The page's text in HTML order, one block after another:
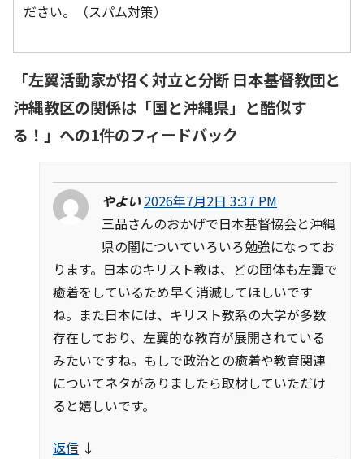
ださい。（スパム対策）
「左翼活動家が招く対立と分断 日本基督教団と
沖縄教区の関係は「国と沖縄県」と酷似す
る！ 」への1件のフィードバック
やよい 2026年7月2日 3:37 PM
三品さんのおかげで日本基督協会と沖縄
県の闇についていろいろ勉強になってお
ります。日本のキリスト教は、どの団体も左翼で
癒着をしているため早く消滅してほしいです
ね。また日本には、キリスト教系の大学が多数
存在しており、左翼的な教育が展開されている
みたいですね。もしで政治との癒着や教育関連
についてネタがありましたら取材していただけ
ると嬉しいです。
返信 ↓